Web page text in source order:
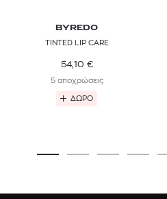
BYREDO
TINTED LIP CARE
54,10 €
5 αποχρώσεις
ΔΩΡΟ